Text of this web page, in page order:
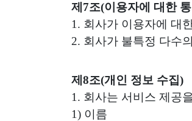
제7조(이용자에 대한
1. 회사가 이용자에 대
2. 회사가 불특정 다수
제8조(개인 정보 수집)
1. 회사는 서비스 제공
1) 이름